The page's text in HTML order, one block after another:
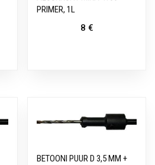
PRIMER, 1L
8 €
BETOONI PUUR D 3,5 MM +